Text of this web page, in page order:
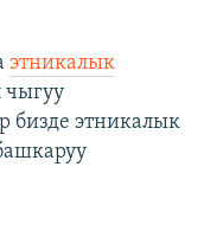
этникалык
бизде этникалык